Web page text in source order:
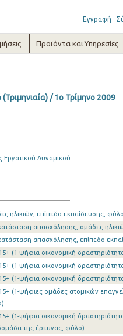
Εγγραφή
Προϊόντα και Υπηρεσίες
/ 1o Τρίμηνο 2009
Δυναμικού
ηλικιών, επίπεδο εκπαίδευσης,
απασχόλησης, ομάδες
απασχόλησης, επίπεδο
(1-ψήφια οικονομική
(1-ψήφια οικονομική
(1-ψήφια οικονομική
(1-ψήφιες ομάδες ατομικών
(1-ψήφια οικονομική
της έρευνας, φύλο)